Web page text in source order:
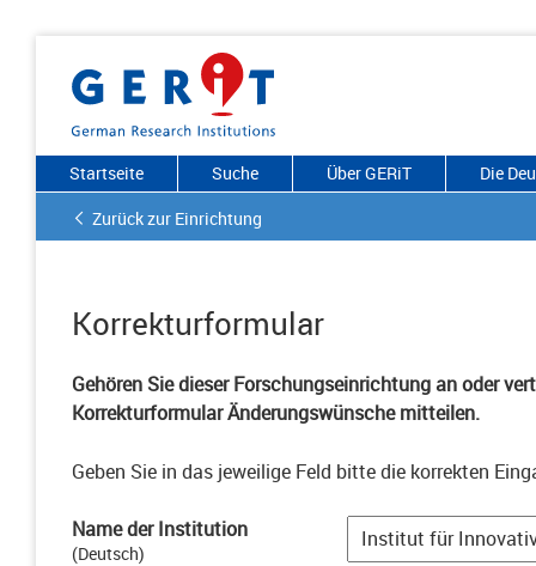
Startseite Suche Über GERiT
Die
Zurück zur Einrichtung
Korrekturformular
Gehören Sie dieser Forschungseinrichtung an oder
Korrekturformular Änderungswünsche mitteilen.
Geben Sie in das jeweilige Feld bitte die korrekten
Name der Institution
(Deutsch)